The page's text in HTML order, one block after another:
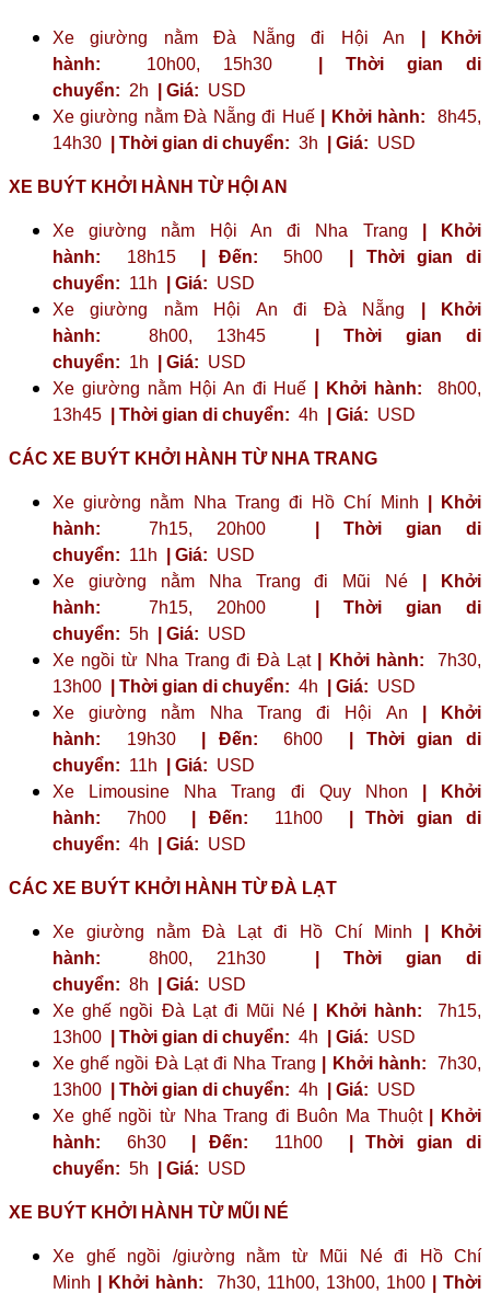
Xe giường nằm Đà Nẵng đi Hội An
| Khởi
hành: 10h00, 15h30
| Thời gian di
chuyển: 2h | Giá: USD
Xe giường nằm Đà Nẵng đi Huế
| Khởi hành: 8h45,
14h30
| Thời gian di chuyển: 3h | Giá: USD
XE BUÝT KHỞI HÀNH TỪ HỘI AN
Xe giường nằm Hội An đi Nha Trang
| Khởi
hành: 18h15 | Đến: 5h00
| Thời gian di
chuyển: 11h | Giá: USD
Xe giường nằm Hội An đi Đà Nẵng
| Khởi
hành: 8h00, 13h45
| Thời gian di
chuyển: 1h | Giá: USD
Xe giường nằm Hội An đi Huế
| Khởi hành: 8h00,
13h45
| Thời gian di chuyển: 4h | Giá: USD
CÁC XE BUÝT KHỞI HÀNH TỪ NHA TRANG
Xe giường nằm Nha Trang đi Hồ Chí Minh
| Khởi
hành: 7h15, 20h00
| Thời gian di
chuyển: 11h | Giá: USD
Xe giường nằm Nha Trang đi Mũi Né
| Khởi
hành: 7h15, 20h00
| Thời gian di
chuyển: 5h | Giá: USD
Xe ngồi từ Nha Trang đi Đà Lạt
| Khởi hành: 7h30,
13h00
| Thời gian di chuyển: 4h | Giá: USD
Xe giường nằm Nha Trang đi Hội An
| Khởi
hành: 19h30 | Đến: 6h00
| Thời gian di
chuyển: 11h | Giá: USD
Xe Limousine Nha Trang đi Quy Nhon
| Khởi
hành: 7h00 | Đến: 11h00
| Thời gian di
chuyển: 4h | Giá: USD
CÁC XE BUÝT KHỞI HÀNH TỪ ĐÀ LẠT
Xe giường nằm Đà Lạt đi Hồ Chí Minh
| Khởi
hành: 8h00, 21h30
| Thời gian di
chuyển: 8h | Giá: USD
Xe ghế ngồi Đà Lạt đi Mũi Né
| Khởi hành: 7h15,
13h00
| Thời gian di chuyển: 4h | Giá: USD
Xe ghế ngồi Đà Lạt đi Nha Trang
| Khởi hành: 7h30,
13h00
| Thời gian di chuyển: 4h | Giá: USD
Xe ghế ngồi từ Nha Trang đi Buôn Ma Thuột
| Khởi
hành: 6h30 | Đến: 11h00
| Thời gian di
chuyển: 5h | Giá: USD
XE BUÝT KHỞI HÀNH TỪ MŨI NÉ
Xe ghế ngồi /giường nằm từ Mũi Né đi Hồ Chí
Minh
| Khởi hành: 7h30, 11h00, 13h00, 1h00
| Thời